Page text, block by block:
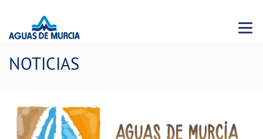
Menu
NOTICIAS